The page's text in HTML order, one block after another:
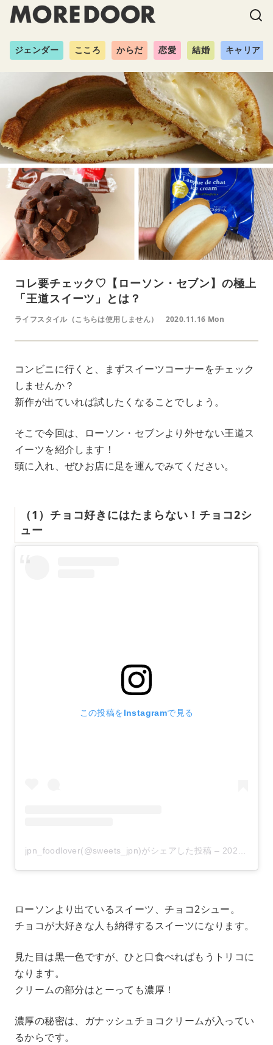
ジェンダー こころ からだ 恋愛 結婚 キャリア
コレ要チェック♡【ローソン・セブン】の極上
「王道スイーツ」とは？
ライフスタイル（こちらは使用しません） 2020.11.16 Mon
コンビニに行くと、まずスイーツコーナーをチェック
しませんか？
新作が出ていれば試したくなることでしょう。
そこで今回は、ローソン・セブンより外せない王道ス
イーツを紹介します！
頭に入れ、ぜひお店に足を運んでみてください。
（1）チョコ好きにはたまらない！チョコ2シ
ュー
この投稿をInstagramで見る
jpn_foodlover(@sweets_jpn)がシェアした投稿 – 2020年10月月19日午前3時41分PDT
ローソンより出ているスイーツ、チョコ2シュー。
チョコが大好きな人も納得するスイーツになります。
見た目は黒一色ですが、ひと口食べればもうトリコに
なります。
クリームの部分はとーっても濃厚！
濃厚の秘密は、ガナッシュチョコクリームが入ってい
るからです。